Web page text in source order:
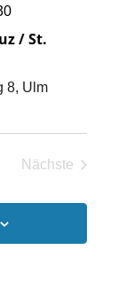
/ St.
8, Ulm
Nächste